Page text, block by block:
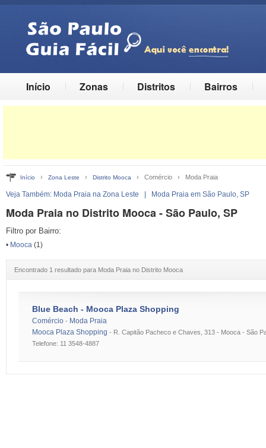
Início Zonas Distritos Bairros
Início › Zona Leste › Distrito Mooca › Comércio › Moda Praia
Veja Também: Moda Praia na Zona Leste Moda Praia em São Paulo, SP
Moda Praia no Distrito Mooca - São Paulo, SP
Filtro por Bairro:
• Mooca (1)
Encontrado 1 resultado para Moda Praia no Distrito Mooca
Blue Beach - Mooca Plaza Shopping
Comércio - Moda Praia
Mooca Plaza Shopping - R. Capitão Pacheco e Chaves, 313 - Mooca - São
Telefone: 11 3548-4887